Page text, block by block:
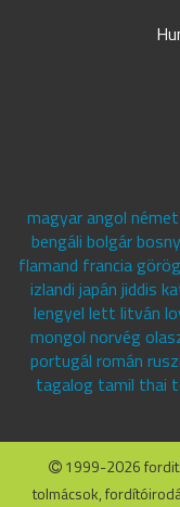
magyar angol
bengáli bolgár
flamand francia
izlandi japán jiddis
lengyel lett litván
mongol norvég
portugál román
tagalog tamil thai
1999-2026
tolmácsok,